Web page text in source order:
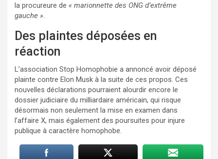
la procureure de « marionnette des ONG d’extrême
gauche ».
Des plaintes déposées en
réaction
L’association Stop Homophobie a annoncé avoir déposé
plainte contre Elon Musk à la suite de ces propos. Ces
nouvelles déclarations pourraient alourdir encore le
dossier judiciaire du milliardaire américain, qui risque
désormais non seulement la mise en examen dans
l’affaire X, mais également des poursuites pour injure
publique à caractère homophobe.